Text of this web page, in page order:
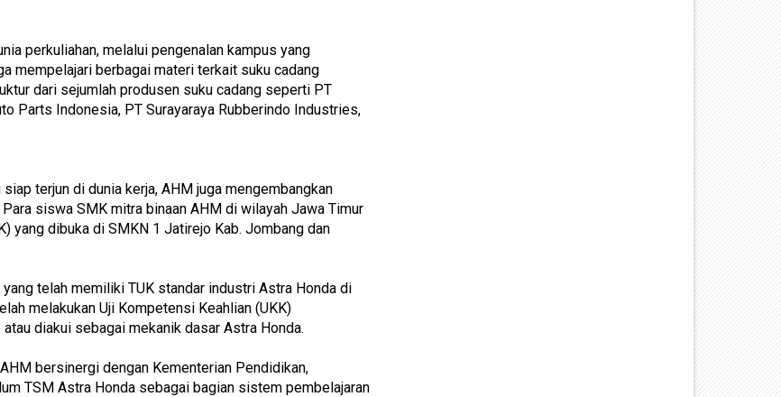
perkuliahan, melalui pengenalan kampus yang
mempelajari berbagai materi terkait suku cadang
dari sejumlah produsen suku cadang seperti PT
Parts Indonesia, PT Surayaraya Rubberindo Industries,
terjun di dunia kerja, AHM juga mengembangkan
siswa SMK mitra binaan AHM di wilayah Jawa Timur
yang dibuka di SMKN 1 Jatirejo Kab. Jombang dan
telah memiliki TUK standar industri Astra Honda di
melakukan Uji Kompetensi Keahlian (UKK)
diakui sebagai mekanik dasar Astra Honda.
bersinergi dengan Kementerian Pendidikan,
TSM Astra Honda sebagai bagian sistem pembelajaran